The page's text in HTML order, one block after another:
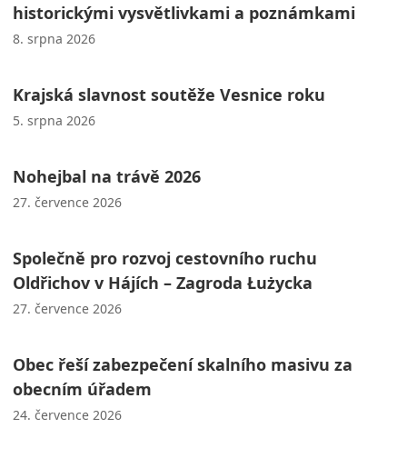
historickými vysvětlivkami a poznámkami
8. srpna 2026
Krajská slavnost soutěže Vesnice roku
5. srpna 2026
Nohejbal na trávě 2026
27. července 2026
Společně pro rozvoj cestovního ruchu
Oldřichov v Hájích – Zagroda Łużycka
27. července 2026
Obec řeší zabezpečení skalního masivu za
obecním úřadem
24. července 2026